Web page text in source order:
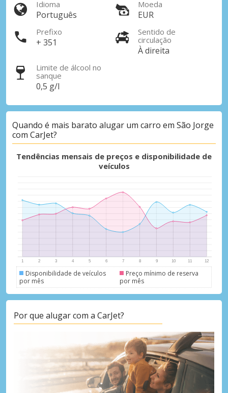
Aceda a ofertas exclusivas dos nossos
fornecedores
Iniciar sessão com eLink
Idioma
Português
Moeda
EUR
Prefixo
+ 351
Sentido de
circulação
À direita
Limite de álcool no
sanque
0,5 g/l
Quando é mais barato alugar um carro em São Jorge
com CarJet?
Tendências mensais de preços e disponibilidade de
veículos
Disponibilidade de veículos
por mês
Preço mínimo de reserva
por mês
Por que alugar com a CarJet?